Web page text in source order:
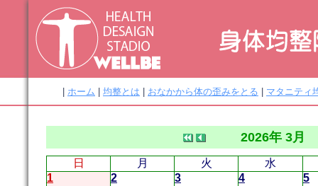
ホーム 均整とは おなかから体の歪みをとる マタニティ
2026年 3月
日 月 火
水
1
2 3 4 5